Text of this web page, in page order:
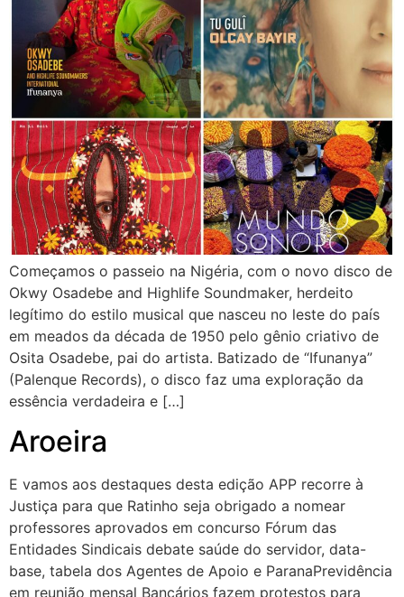
Começamos o passeio na Nigéria, com o novo disco de
Okwy Osadebe and Highlife Soundmaker, herdeito
legítimo do estilo musical que nasceu no leste do país
em meados da década de 1950 pelo gênio criativo de
Osita Osadebe, pai do artista. Batizado de “Ifunanya”
(Palenque Records), o disco faz uma exploração da
essência verdadeira e […]
Aroeira
E vamos aos destaques desta edição APP recorre à
Justiça para que Ratinho seja obrigado a nomear
professores aprovados em concurso Fórum das
Entidades Sindicais debate saúde do servidor, data-
base, tabela dos Agentes de Apoio e ParanaPrevidência
em reunião mensal Bancários fazem protestos para